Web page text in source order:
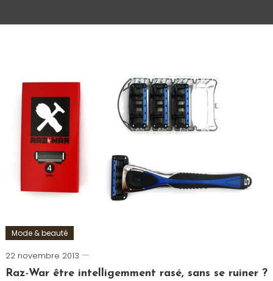
Mode & beauté
22 novembre 2013
Romain-
Paris
Raz-War être intelligemment rasé, sans se ruiner ?